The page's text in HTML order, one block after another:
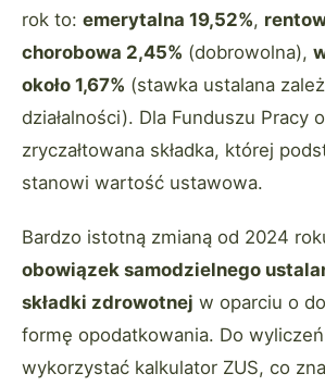
rok to: emerytalna 19,52%,
chorobowa 2,45% (dobrowolna),
około 1,67% (stawka ustalana
działalności). Dla Funduszu Pracy
zryczałtowana składka, której
stanowi wartość ustawowa.
Bardzo istotną zmianą od 2024
obowiązek samodzielnego
składki zdrowotnej w oparciu o
formę opodatkowania. Do
wykorzystać kalkulator ZUS, co